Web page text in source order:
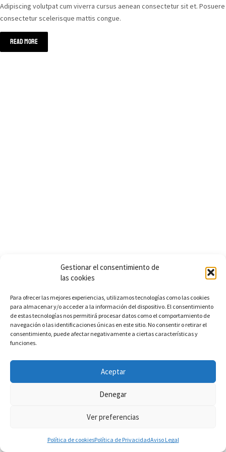
Gestionar el consentimiento de
las cookies
Para ofrecer las mejores experiencias, utilizamos tecnologías como las cookies
para almacenar y/o acceder a la información del dispositivo. El consentimiento
de estas tecnologías nos permitirá procesar datos como el comportamiento de
navegación o las identificaciones únicas en este sitio. No consentir o retirar el
consentimiento, puede afectar negativamente a ciertas características y
funciones.
Aceptar
Denegar
Ver preferencias
Política de cookiesPolítica de PrivacidadAviso Legal
Adipiscing volutpat cum viverra cursus aenean consectetur sit et. Posuere
consectetur scelerisque mattis congue.
Read more